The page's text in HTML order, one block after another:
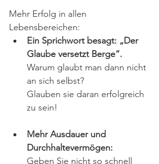
Mehr Erfolg in allen
Lebensbereichen:
Ein Sprichwort besagt: „Der
Glaube versetzt Berge“.
Warum glaubt man dann nicht
an sich selbst?
Glauben sie daran erfolgreich
zu sein!
Mehr Ausdauer und
Durchhaltevermögen:
Geben Sie nicht so schnell